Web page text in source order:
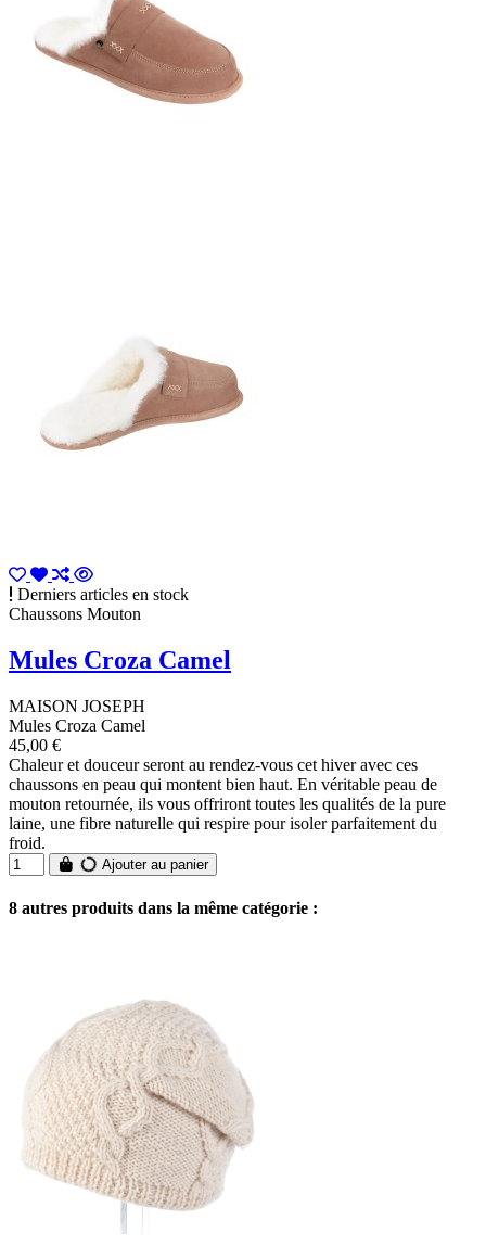
Derniers articles en stock
Chaussons Mouton
Mules Croza Camel
MAISON JOSEPH
Mules Croza Camel
45,00 €
Chaleur et douceur seront au rendez-vous cet hiver avec ces
chaussons en peau qui montent bien haut. En véritable peau de
mouton retournée, ils vous offriront toutes les qualités de la pure
laine, une fibre naturelle qui respire pour isoler parfaitement du
froid.
Ajouter au panier
8 autres produits dans la même catégorie :